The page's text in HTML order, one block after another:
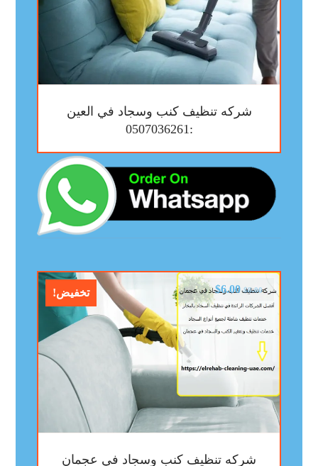
شركه تنظيف كنب وسجاد في العين
:0507036261
تخفيض!
شركه تنظيف كنب وسجاد في عجمان
$8.00
$6.00